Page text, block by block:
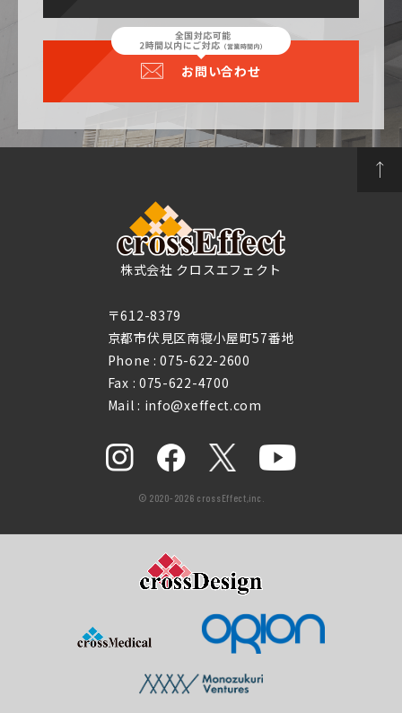
お問い合わせ
株式会社 クロスエフェクト
〒612-8379
京都市伏見区南寝小屋町57番地
Phone :075-622-2600
Fax : 075-622-4700
Mail : info@xeffect.com
© 2020-2026 crossEffect,inc.